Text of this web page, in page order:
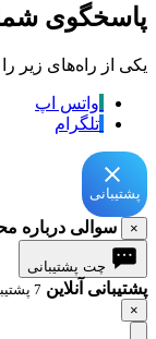
پاسخگوی
یکی از راه‌های زیر
واتس اپ
تلگرام
پشتیبانی
× سوالی درباره
چت پشتیبانی
پشتیبانی آنلاین 7 پشتیبان آنلاین هستند
×